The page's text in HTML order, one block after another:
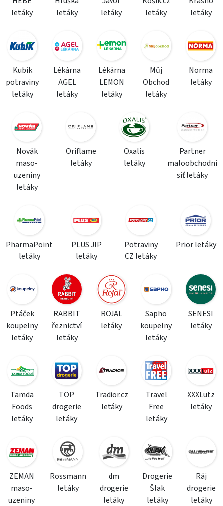
letáky
letáky
letáky
letáky
letáky
Kubík
potraviny
letáky
Lékárna
AGEL
letáky
Lékárna
LEMON
letáky
Můj
Obchod
letáky
Norma
letáky
Novák
maso-
uzeniny
letáky
Oriflame
letáky
Oxalis
letáky
Partner
maloobchodní
síť letáky
PharmaPoint
letáky
PLUS JIP
letáky
Potraviny
CZ letáky
Prior letáky
Ptáček
koupelny
letáky
RABBIT
řeznictví
letáky
ROJAL
letáky
Sapho
koupelny
letáky
SENESI
letáky
Tamda
Foods
letáky
TOP
drogerie
letáky
Tradior.cz
letáky
Travel
Free
letáky
XXXLutz
letáky
ZEMAN
maso-
uzeniny
Rossmann
letáky
dm
drogerie
letáky
Drogerie
Šlak
letáky
Ráj
drogerie
letáky